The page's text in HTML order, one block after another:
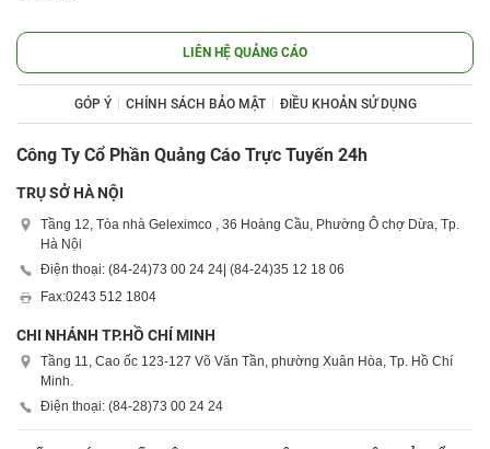
LIÊN HỆ QUẢNG CÁO
GÓP Ý CHÍNH SÁCH BẢO MẬT ĐIỀU KHOẢN SỬ DỤNG
Công Ty Cổ Phần Quảng Cáo Trực Tuyến 24h
TRỤ SỞ HÀ NỘI
Tầng 12, Tòa nhà Geleximco , 36 Hoàng Cầu, Phường Ô chợ Dừa, Tp.
Hà Nội
Điện thoại: (84-24)73 00 24 24 | (84-24)35 12 18 06
Fax:0243 512 1804
CHI NHÁNH TP.HỒ CHÍ MINH
Tầng 11, Cao ốc 123-127 Võ Văn Tần, phường Xuân Hòa, Tp. Hồ Chí
Minh.
Điện thoại: (84-28)73 00 24 24